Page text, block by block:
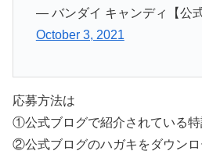
— バンダイ キャンディ【公
October 3, 2021
応募方法は
①公式ブログで紹介されている
②公式ブログのハガキをダウンロ